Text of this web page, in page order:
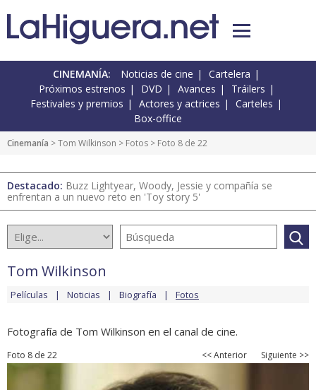
CINEMANÍA: Noticias de cine
Cartelera
Próximos estrenos
DVD Avances
Tráilers
Festivales y premios
Actores y actrices
Carteles
Box-office
Cinemanía >Tom Wilkinson > Fotos > Foto 8 de 22
Destacado: Buzz Lightyear, Woody, Jessie y compañía se
enfrentan a un nuevo reto en 'Toy story 5'
Tom Wilkinson
Películas Noticias Biografía Fotos
Fotografía de Tom Wilkinson en el canal de cine.
Foto 8 de 22 << Anterior Siguiente >>